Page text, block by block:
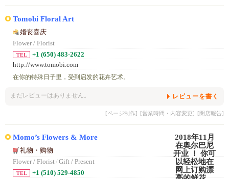
Tomobi Floral Art
婚丧喜庆
Flower / Florist
TEL
+1 (650) 483-2622
http://www.tomobi.com
在你的特殊日子里，受到启发的花卉艺术。
まだレビューはありません。 レビューを書く
[ページ制作] [営業時間・内容変更] [閉店報告]
Momo’s Flowers & More
礼物・购物
Flower / Florist/ Gift / Present
TEL +1 (510) 529-4850